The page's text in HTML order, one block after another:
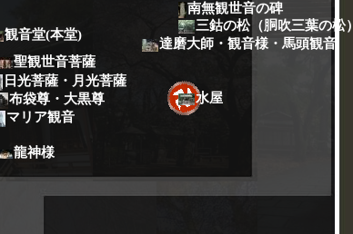
観音堂(本堂)
聖観世音菩薩
日光菩薩・月光菩薩
龍神様
マリア観音
布袋尊・大黒尊
達磨大師・観音様・馬頭観音
水屋
三鈷の松（胴吹三葉の松）
南無観世音の碑